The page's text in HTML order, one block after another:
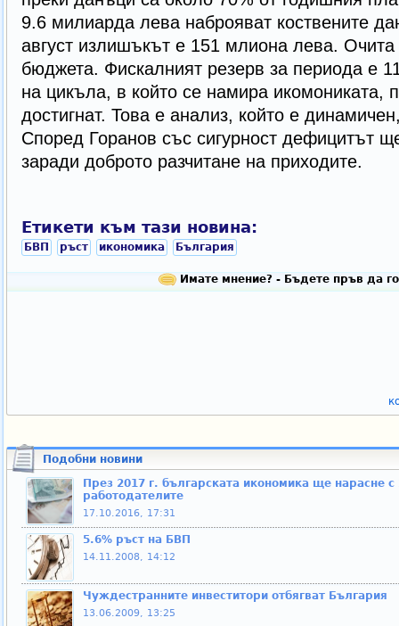
9.6 милиарда лева наброяват коствените
август излишъкът е 151 млиона лева.
бюджета. Фискалният резерв за периода е
на цикъла, в който се намира икомониката,
достигнат. Това е анализ, който е
Според Горанов със сигурност дефицитът
заради доброто разчитане на приходите.
Етикети към тази новина:
БВП ръст икономика България
Имате мнение? - Бъдете пръв да го
Подобни новини
През 2017 г. българската икономика ще нарасне с
работодателите
17.10.2016, 17:31
5.6% ръст на БВП
14.11.2008, 14:12
Чуждестранните инвеститори отбягват България
13.06.2009, 13:25